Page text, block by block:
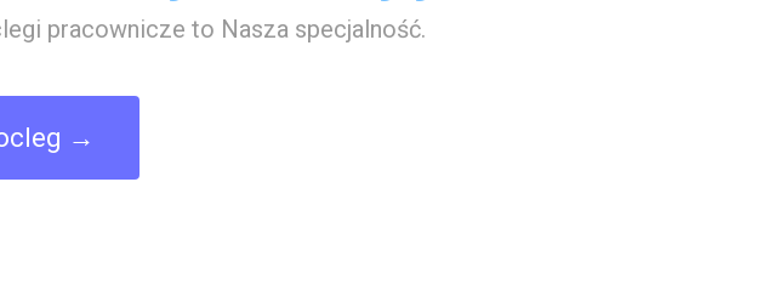
pracownicze to Nasza specjalność.
→